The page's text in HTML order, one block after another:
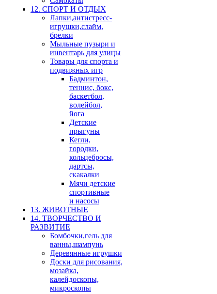
12. СПОРТ И ОТДЫХ
Лапки,антистресс-
игрушки,слайм,
брелки
Мыльные пузыри и
инвентарь для улицы
Товары для спорта и
подвижных игр
Бадминтон,
теннис, бокс,
баскетбол,
волейбол,
йога
Детские
прыгуны
Кегли,
городки,
кольцебросы,
дартсы,
скакалки
Мячи детские
спортивные
и насосы
13. ЖИВОТНЫЕ
14. ТВОРЧЕСТВО И
РАЗВИТИЕ
Бомбочки,гель для
ванны,шампунь
Деревянные игрушки
Доски для рисования,
мозайка,
калейдоскопы,
микроскопы